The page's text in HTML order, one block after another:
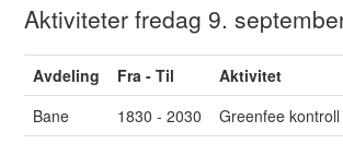
Aktiviteter fredag 9.
Avdeling Fra - Til
Aktivitet
Bane
1830 - 2030 Greenfee kontroll